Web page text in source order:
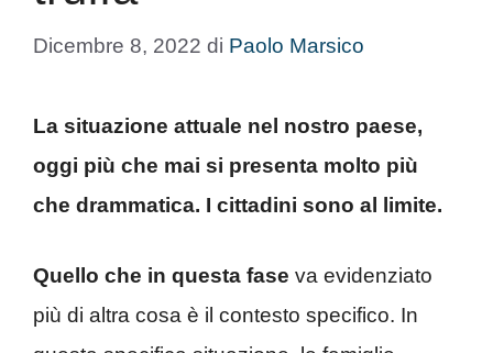
Dicembre 8, 2022 di Paolo Marsico
La situazione attuale nel nostro paese,
oggi più che mai si presenta molto più
che drammatica. I cittadini sono al limite.
Quello che in questa fase va evidenziato
più di altra cosa è il contesto specifico. In